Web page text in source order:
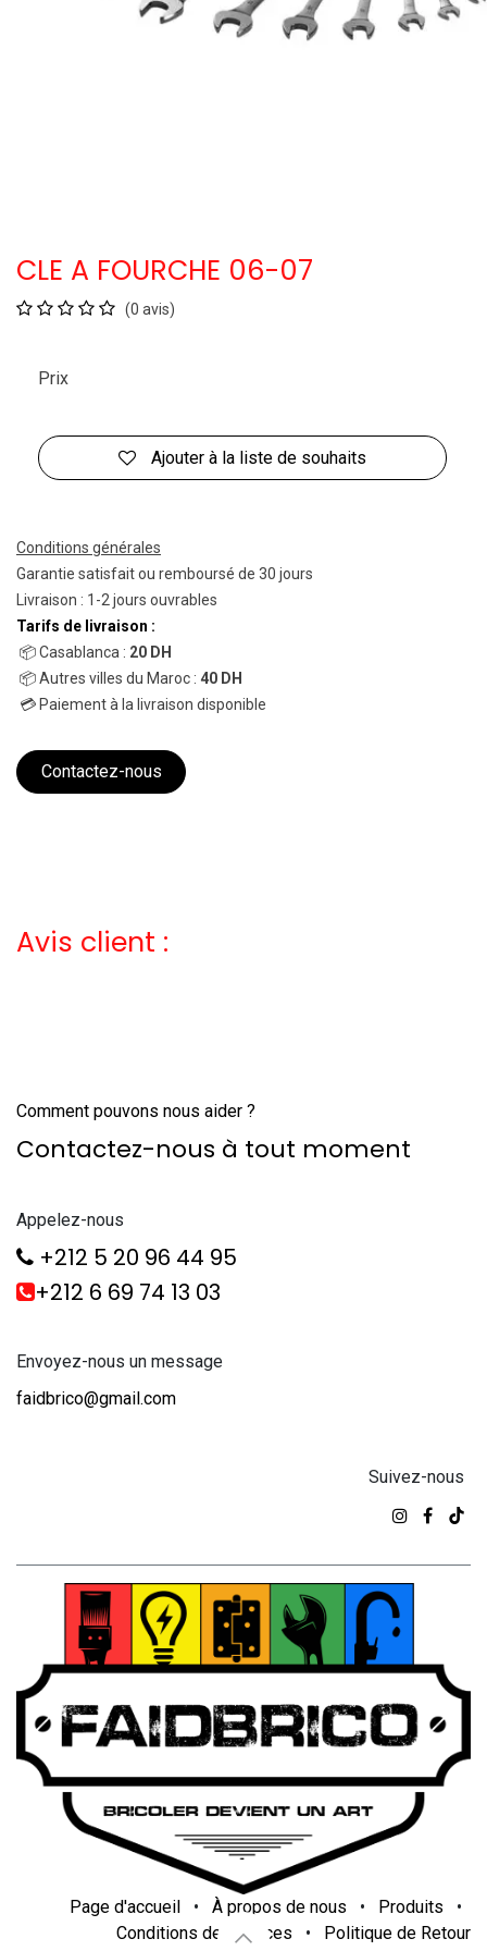
CLE A FOURCHE 06-07
(0 avis)
Ajouter à la liste de souhaits
Prix
Conditions générales
Garantie satisfait ou remboursé de 30 jours
Livraison : 1-2 jours ouvrables
Tarifs de livraison :
📦 Casablanca : 20 DH
📦 Autres villes du Maroc : 40 DH
💳 Paiement à la livraison disponible
Contactez-nous
Avis client :
Comment pouvons nous aider ?
Contactez-nous à tout moment
Appelez-nous
+212 5 20 96 44 95
+212 6 69 74 13 03
Envoyez-nous un message
faidbrico@gmail.com
Suivez-nous
Page d'accueil • À propos de nous • Produits
•
Conditions de services
• Politique de Retour